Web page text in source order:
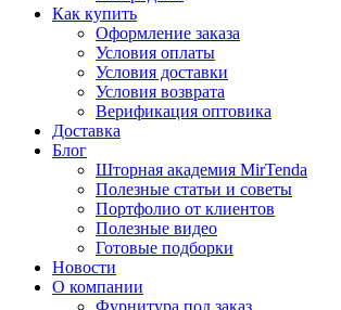
Как купить
Оформление заказа
Условия оплаты
Условия доставки
Условия возврата
Верификация оптовика
Доставка
Блог
Шторная академия MirTenda
Полезные статьи и советы
Портфолио от клиентов
Полезные видео
Готовые подборки
Новости
О компании
Фурнитура под заказ